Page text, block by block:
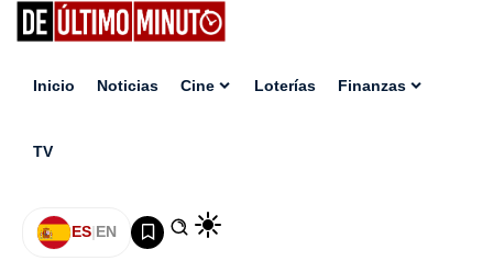
Inicio Noticias Cine Loterías Finanzas
TV
ES|EN